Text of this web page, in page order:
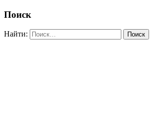
Поиск
Найти: